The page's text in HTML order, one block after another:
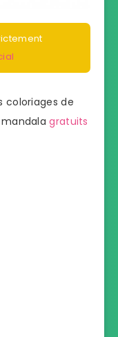
coloriages de
mandalagratuits